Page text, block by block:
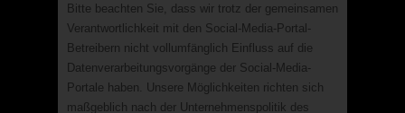
Bitte beachten Sie, dass wir trotz der gemeinsamen
Verantwortlichkeit mit den Social-Media-Portal-
Betreibern nicht vollumfänglich Einfluss auf die
Datenverarbeitungsvorgänge der Social-Media-
Portale haben. Unsere Möglichkeiten richten sich
maßgeblich nach der Unternehmenspolitik des